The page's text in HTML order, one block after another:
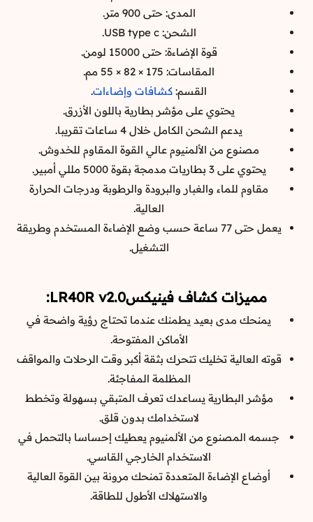
المدى: حتى 900 متر.
الشحن: USB type c.
قوة الإضاءة: حتى 15000 لومن.
المقاسات: 175 × 82 × 55 مم.
القسم: كشافات وإضاءات.
يحتوي على مؤشر بطارية باللون الأزرق.
يدعم الشحن الكامل خلال 4 ساعات تقريبا.
مصنوع من الألمنيوم عالي القوة المقاوم للخدوش.
يحتوي على 3 بطاريات مدمجة بقوة 5000 مللي أمبير.
مقاوم للماء والغبار والبرودة والرطوبة ودرجات الحرارة
العالية.
يعمل حتى 77 ساعة حسب وضع الإضاءة المستخدم وطريقة
التشغيل.
مميزات كشاف فينيكسLR40R v2.0:
يمنحك مدى بعيد يطمنك عندما تحتاج رؤية واضحة في
الأماكن المفتوحة.
قوته العالية تخليك تتحرك بثقة أكبر وقت الرحلات والمواقف
المظلمة المفاجئة.
مؤشر البطارية يساعدك تعرف المتبقي بسهولة وتخطط
لاستخدامك بدون قلق.
جسمه المصنوع من الألمنيوم يعطيك إحساسا بالتحمل في
الاستخدام الخارجي القاسي.
أوضاع الإضاءة المتعددة تمنحك مرونة بين القوة العالية
والاستهلاك الأطول للطاقة.